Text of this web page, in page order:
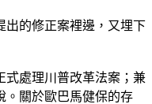
出的修正案裡邊，又埋下
式處理川普改革法案；兼
。關於歐巴馬健保的存